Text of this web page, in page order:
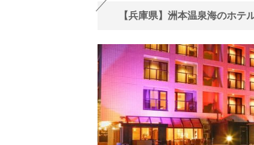
【兵庫県】洲本温泉海のホテ